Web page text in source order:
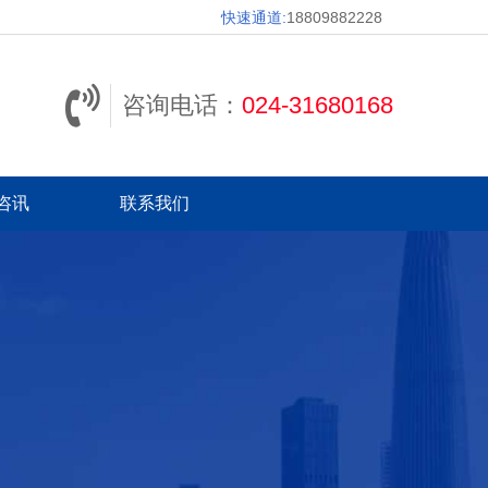
快速通道:18809882228
咨询电话： 024-31680168
讯 联系我们